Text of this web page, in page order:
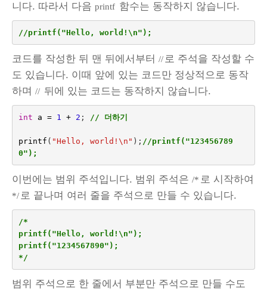
니다. 따라서 다음 printf 함수는 동작하지 않습니다.
//printf("Hello, world!\n");
코드를 작성한 뒤 맨 뒤에서부터 //로 주석을 작성할 수
도 있습니다. 이때 앞에 있는 코드만 정상적으로 동작
하며 // 뒤에 있는 코드는 동작하지 않습니다.
int a = 1 + 2 ; // 더하기
printf ( "Hello, world! \n " ); //printf("123456789
0");
이번에는 범위 주석입니다. 범위 주석은 /* 로 시작하여
*/로 끝나며 여러 줄을 주석으로 만들 수 있습니다.
/*
printf("Hello, world!\n");
printf("1234567890");
*/
범위 주석으로 한 줄에서 부분만 주석으로 만들 수도